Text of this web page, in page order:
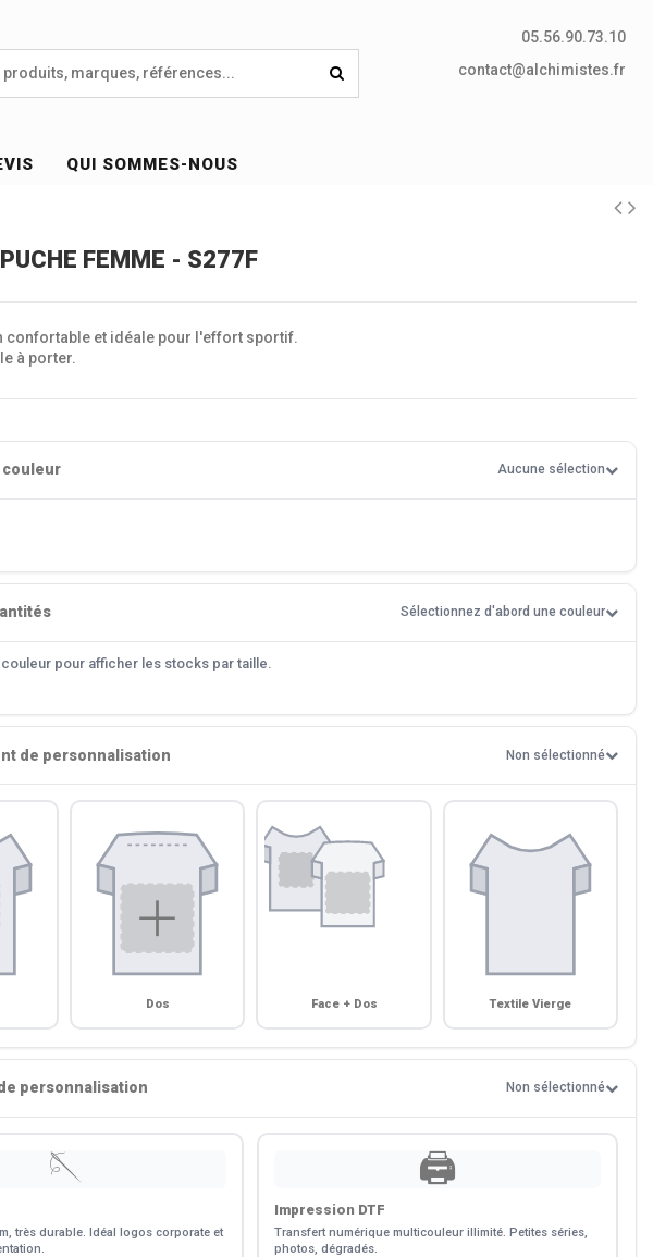
05.56.90.73.10
contact@alchimistes.fr
QUI SOMMES-NOUS
FEMME - S277F
confortable et idéale pour l'effort sportif.
à porter.
couleur Aucune sélection
Sélectionnez d'abord une couleur
pour afficher les stocks par taille.
de personnalisation Non sélectionné
Dos Face + Dos Textile Vierge
personnalisation Non sélectionné
🪡
très durable. Idéal logos corporate et
🖨️
Impression DTF
Transfert numérique multicouleur illimité. Petites séries,
photos, dégradés.